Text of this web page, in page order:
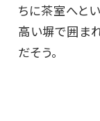
ちに茶室へと
高い塀で囲ま
だそう。